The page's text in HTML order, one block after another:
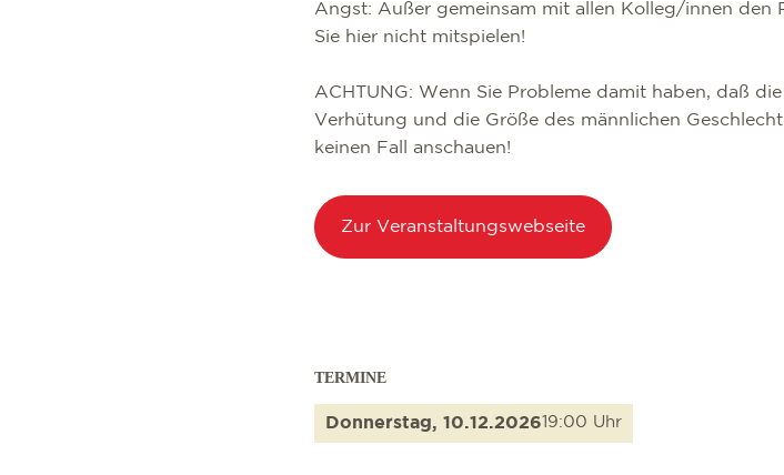
Angst: Außer gemeinsam mit allen Kolleg/innen den
Sie hier nicht mitspielen!
ACHTUNG: Wenn Sie Probleme damit haben, daß
Verhütung und die Größe des männlichen
keinen Fall anschauen!
Zur Veranstaltungswebseite
TERMINE
Donnerstag, 10.12.202619:00 Uhr